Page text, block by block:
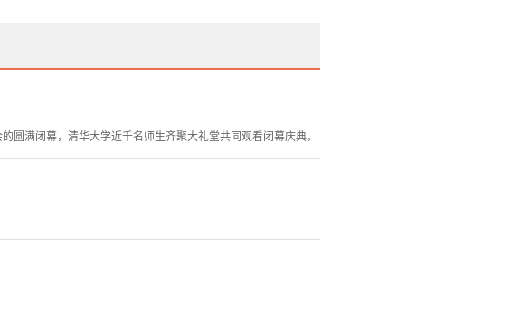
满闭幕，清华大学近千名师生齐聚大礼堂共同观看闭幕庆典。